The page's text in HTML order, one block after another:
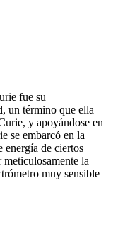
fue su
un término que ella
y apoyándose en
se embarcó en la
energía de ciertos
la
muy sensible